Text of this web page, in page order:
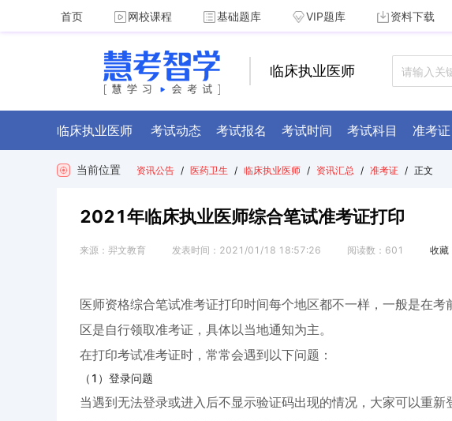
首页 网校课程 基础题库 VIP题库 资料下载
临床执业医师
临床执业医师 考试动态 考试报名 考试时间 考试科目 准考证
当前位置 资讯公告 / 医药卫生 / 临床执业医师 / 资讯汇总 / 准考证 / 正文
2021年临床执业医师综合笔试准考证打印
来源： 羿文教育 发表时间： 2021/01/18 18:57:26 阅读数： 601 收藏
医师资格综合笔试准考证打印时间每个地区都不一样，一般是在
区是自行领取准考证，具体以当地通知为主。
在打印考试准考证时，常常会遇到以下问题：
（1）登录问题
当遇到无法登录或进入后不显示验证码出现的情况，大家可以重